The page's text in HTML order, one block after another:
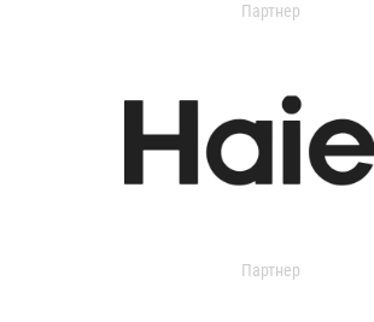
Партнер
Партнер